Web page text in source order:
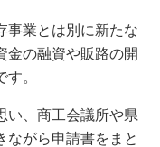
事業とは別に新たな
金の融資や販路の開
。
い、商工会議所や県
ながら申請書をまと